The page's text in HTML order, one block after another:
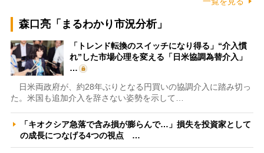
森口亮「まるわかり市況分析」
「トレンド転換のスイッチになり得る」“介入慣
れ”した市場心理を変える「日米協調為替介入」
…
日米両政府が、約28年ぶりとなる円買いの協調介入に踏み切っ
た。米国も追加介入を辞さない姿勢を示して…
「キオクシア急落で含み損が膨らんで…」損失を投資家として
の成長につなげる4つの視点 …